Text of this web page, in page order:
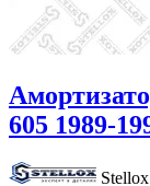
605 1989-